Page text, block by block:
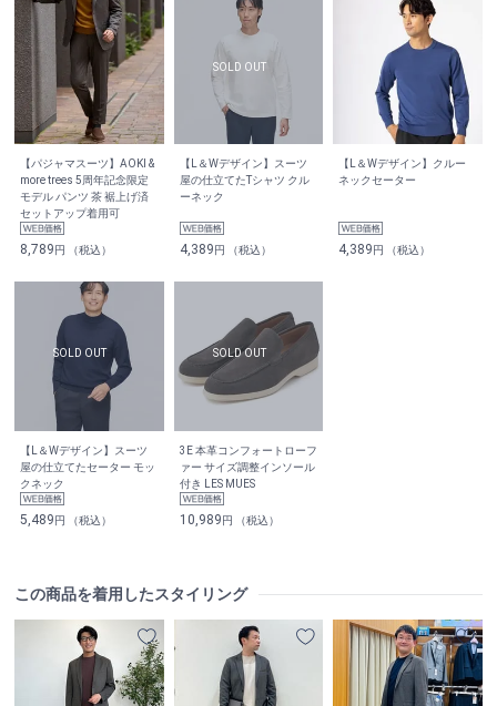
【パジャマスーツ】AOKI &
more trees 5周年記念限定
モデル パンツ 茶 裾上げ済
セットアップ着用可
8,789円 （税込）
【L＆Wデザイン】スーツ
屋の仕立てたTシャツ クル
ーネック
4,389円 （税込）
【L＆Wデザイン】クルー
ネックセーター
4,389円 （税込）
【L＆Wデザイン】スーツ
屋の仕立てたセーター モッ
クネック
5,489円 （税込）
3E 本革コンフォートローフ
ァー サイズ調整インソール
付き LES MUES
10,989円 （税込）
この商品を着用したスタイリング